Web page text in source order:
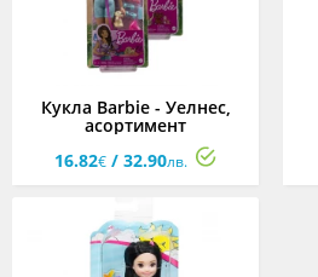
Кукла Barbie - Уелнес,
асортимент
16.82€ / 32.90лв.